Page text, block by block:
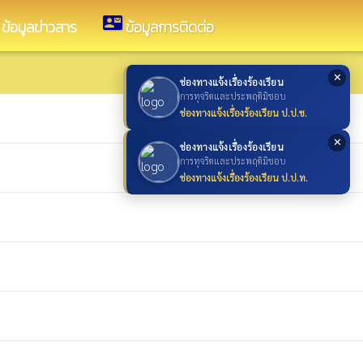
✕
ช่องทางแจ้งเรื่องร้องเรียน
การทุจริตและประพฤติมิชอบ
ช่องทางแจ้งเรื่องร้องเรียน ป.ป.ช.
✕
ช่องทางแจ้งเรื่องร้องเรียน
การทุจริตและประพฤติมิชอบ
ช่องทางแจ้งเรื่องร้องเรียน ป.ป.ท.
ข้อมูลข่าวสาร contact_mailข้อมูลการติดต่อ